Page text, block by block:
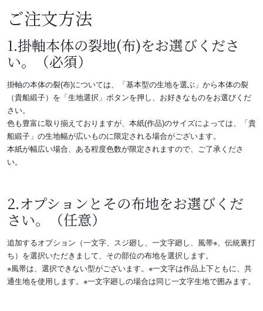
ご注文方法
1.掛軸本体の裂地(布)をお選びくださ
い。（必須）
掛軸の本体の裂(布)については、「基本型の生地を選ぶ」から本体の裂
（貴船緞子）を「生地選択」ボタンを押し、お好きなものをお選びくだ
さい。
色も豊富に取り揃えておりますが、本紙(作品)のサイズによっては、「貴
船緞子」の生地幅が広いものに限定される場合がございます。
本紙が幅広い場合、ある程度色数が限定されますので、ご了承くださ
い。
2.オプションとその布地をお選びくだ
さい。（任意）
追加するオプション（一文字、スジ廻し、一文字廻し、風帯※、伝統裏打
ち）を選択いただきまして、その部位の布地を選択します。
※風帯は、選択できない型がございます。※一文字は作品上下ともに、共
通生地を使用します。※一文字廻しの場合は同じ一文字生地で囲みます。